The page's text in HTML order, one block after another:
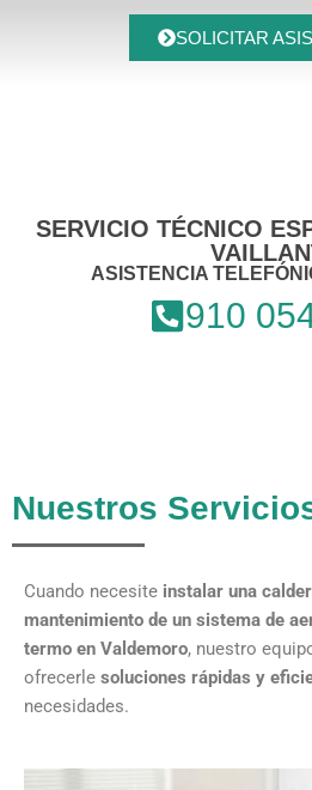
SOLICITAR
SERVICIO TÉCNICO
ASISTENCIA
910
Nuestros
Cuando necesite instalar una
mantenimiento de un sistema de
termo en Valdemoro, nuestro
ofrecerle soluciones rápidas y
necesidades.